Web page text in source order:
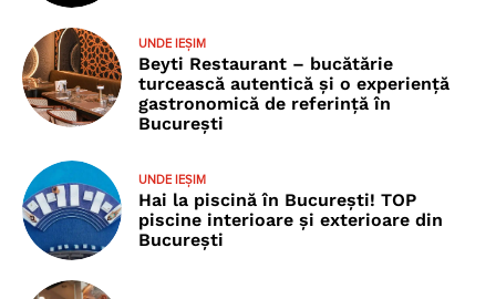
UNDE IEȘIM
Beyti Restaurant – bucătărie
turcească autentică și o experiență
gastronomică de referință în
București
UNDE IEȘIM
Hai la piscină în București! TOP
piscine interioare și exterioare din
București